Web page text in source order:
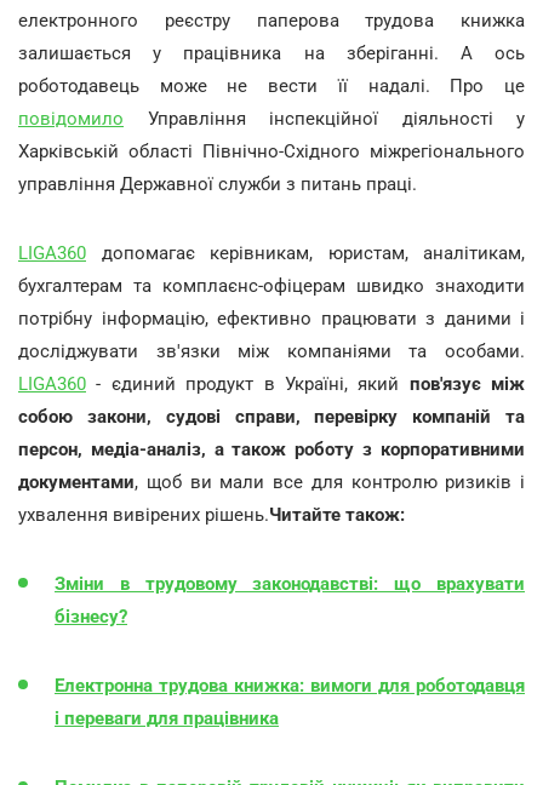
електронного реєстру паперова трудова книжка
залишається у працівника на зберіганні. А ось
роботодавець може не вести її надалі. Про це
повідомило Управління інспекційної діяльності у
Харківській області Північно-Східного міжрегіонального
управління Державної служби з питань праці.
LIGA360 допомагає керівникам, юристам, аналітикам,
бухгалтерам та комплаєнс-офіцерам швидко знаходити
потрібну інформацію, ефективно працювати з даними і
досліджувати зв'язки між компаніями та особами.
LIGA360 - єдиний продукт в Україні, який пов'язує між
собою закони, судові справи, перевірку компаній та
персон, медіа-аналіз, а також роботу з корпоративними
документами, щоб ви мали все для контролю ризиків і
ухвалення вивірених рішень.Читайте також:
Зміни в трудовому законодавстві: що врахувати
бізнесу?
Електронна трудова книжка: вимоги для роботодавця
і переваги для працівника